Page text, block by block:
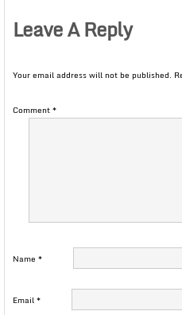
Leave A Reply
Your email address will not be published.
Comment*
Name *
Email*